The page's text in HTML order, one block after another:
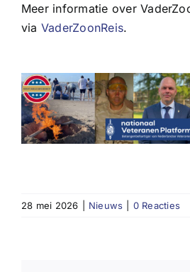
Meer informatie over
via VaderZoonReis.
28 mei 2026 Nieuws 0 Reacties